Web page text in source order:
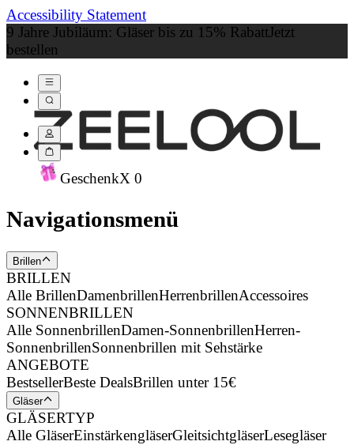
Accessibility Statement
9 Jahre Jubiläum: Gläser bis zu 15% RabattJetzt
bestellen
GeschenkX 0
Navigationsmenü
Brillen
BRILLEN
Alle BrillenDamenbrillenHerrenbrillenAccessoires
SONNENBRILLEN
Alle SonnenbrillenDamen-SonnenbrillenHerren-
SonnenbrillenSonnenbrillen mit Sehstärke
ANGEBOTE
BestsellerBeste DealsBrillen unter 15€
Gläser
GLÄSERTYP
Alle GläserEinstärkengläserGleitsichtgläserLesegläser